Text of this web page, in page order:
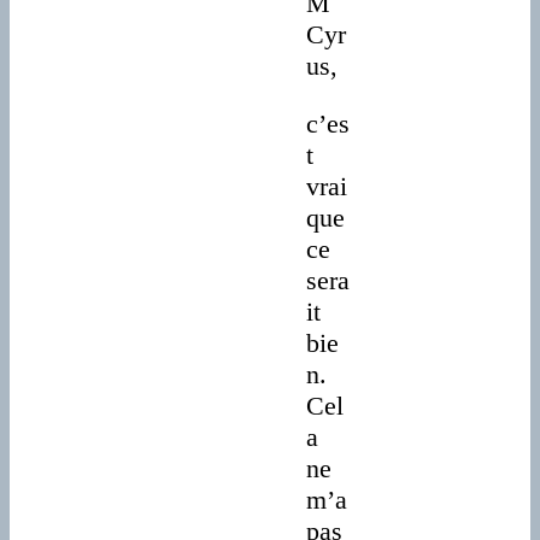
Cyr
us,
c’es
t
vrai
que
ce
sera
it
bie
n.
Cel
a
ne
m’a
pas